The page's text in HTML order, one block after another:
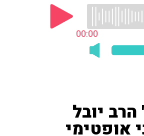
00:00
יובל
אופטימי